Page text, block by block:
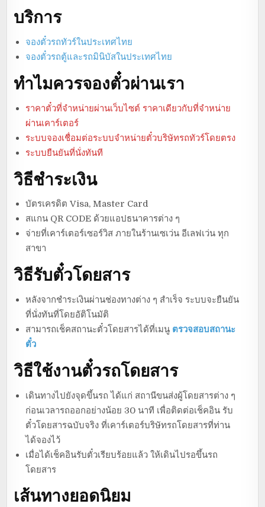
บริการ
จองตั๋วรถทัวร์ในประเทศไทย
จองตั๋วรถตู้และรถมินิบัสในประเทศไทย
ทำไมควรจองตั๋วผ่านเรา
ราคาตั๋วที่จำหน่ายผ่านเว็บไซต์ ราคาเดียวกับที่จำหน่าย
ผ่านเคาร์เตอร์
ระบบจองเชื่อมต่อระบบจำหน่ายตั๋วบริษัทรถทัวร์โดยตรง
ระบบยืนยันที่นั่งทันที
วิธีชำระเงิน
บัตรเครดิต Visa, Master Card
สแกน QR CODE ด้วยแอปธนาคารต่าง ๆ
จ่ายที่เคาร์เตอร์เซอร์วิส ภายในร้านเซเว่น อีเลฟเว่น ทุก
สาขา
วิธีรับตั๋วโดยสาร
หลังจากชำระเงินผ่านช่องทางต่าง ๆ สำเร็จ ระบบจะยืนยัน
ที่นั่งทันที่โดยอัติโนมัติ
สามารถเช็คสถานะตั๋วโดยสารได้ที่เมนู ตรวจสอบสถานะ
ตั๋ว
วิธีใช้งานตั๋วรถโดยสาร
เดินทางไปยังจุดขึ้นรถ ได้แก่ สถานีขนส่งผู้โดยสารต่าง ๆ
ก่อนเวลารถออกอย่างน้อย 30 นาที เพื่อติดต่อเช็คอิน รับ
ตั๋วโดยสารฉบับจริง ที่เคาร์เตอร์บริษัทรถโดยสารที่ท่าน
ได้จองไว้
เมื่อได้เช็คอินรับตั๋วเรียบร้อยแล้ว ให้เดินไปรอขึ้นรถ
โดยสาร
เส้นทางยอดนิยม